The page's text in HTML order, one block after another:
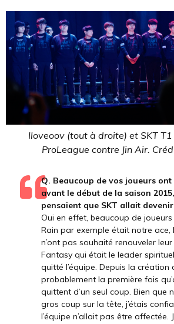
Iloveoov (tout à droite) et SKT
ProLeague contre Jin Air.
Q. Beaucoup de vos joueurs ont
avant le début de la saison
pensaient que SKT allait
Oui en effet, beaucoup de
Rain par exemple était notre ace,
n’ont pas souhaité renouveler
Fantasy qui était le leader
quitté l’équipe. Depuis la création
probablement la première fois
quittent d’un seul coup. Bien que
gros coup sur la tête, j’étais
l’équipe n’allait pas être affectée.